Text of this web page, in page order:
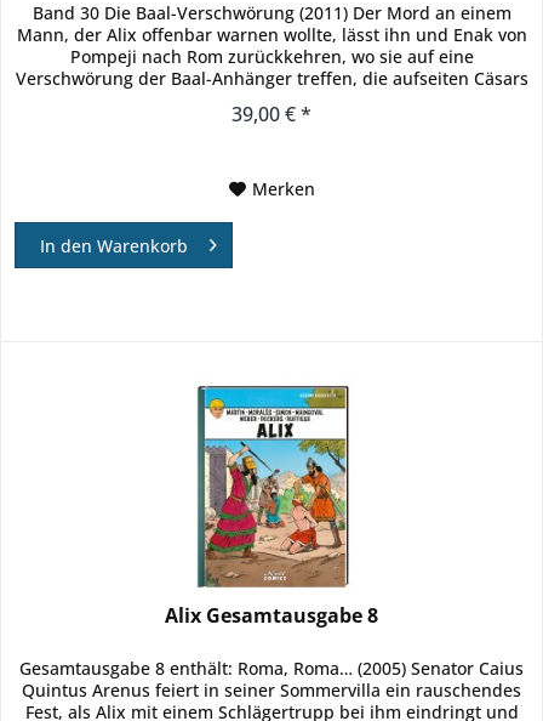
Band 30 Die Baal-Verschwörung (2011) Der Mord an einem
Mann, der Alix offenbar warnen wollte, lässt ihn und Enak von
Pompeji nach Rom zurückkehren, wo sie auf eine
Verschwörung der Baal-Anhänger treffen, die aufseiten Cäsars
39,00 € *
Merken
In den Warenkorb
Alix Gesamtausgabe 8
Gesamtausgabe 8 enthält: Roma, Roma… (2005) Senator Caius
Quintus Arenus feiert in seiner Sommervilla ein rauschendes
Fest, als Alix mit einem Schlägertrupp bei ihm eindringt und